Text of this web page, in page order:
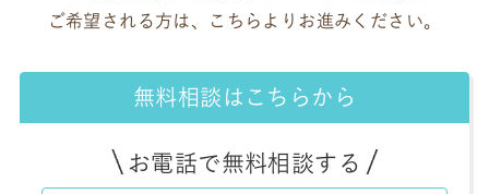
ご希望される方は、こちらよりお進みください。
無料相談はこちらから
お電話で無料相談する